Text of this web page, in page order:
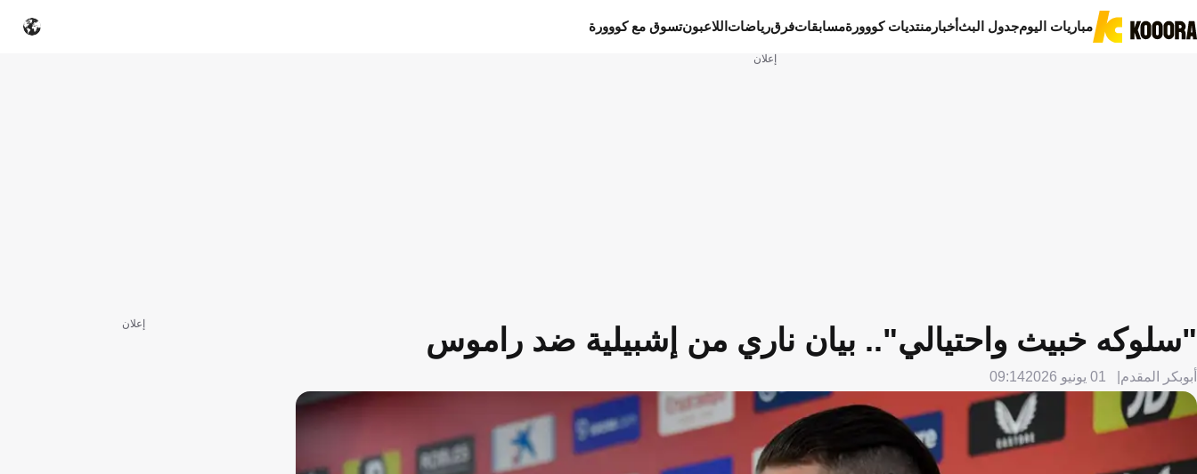
مباريات اليومجدول البثأخبار منتديات كووورةمسابقاتفرقرياضات اللاعبونتسوق مع كووورة
إعلان
"سلوكه خبيث واحتيالي".. بيان ناري من إشبيلية ضد راموس
أبوبكر المقدم 01 يونيو 2026 09:14
إعلان